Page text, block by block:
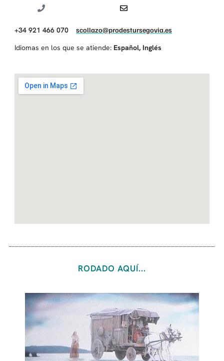
+34 921 466 070 scollazo@prodestursegovia.es
Idiomas en los que se atiende: Español, Inglés
RODADO AQUÍ...